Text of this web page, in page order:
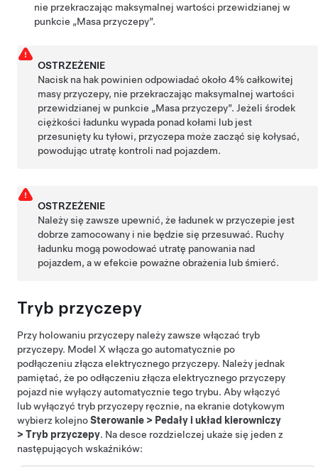
nie przekraczając maksymalnej wartości przewidzianej w
punkcie „Masa przyczepy”.
OSTRZEŻENIE
Nacisk na hak powinien odpowiadać około4%całkowitej
masy przyczepy, nie przekraczając maksymalnej wartości
przewidzianej w punkcie „Masa przyczepy”. Jeżeli środek
ciężkości ładunku wypada ponad kołami lub jest
przesunięty ku tyłowi, przyczepa może zacząć się kołysać,
powodując utratę kontroli nad pojazdem.
OSTRZEŻENIE
Należy się zawsze upewnić, że ładunek w przyczepie jest
dobrze zamocowany i nie będzie się przesuwać. Ruchy
ładunku mogą powodować utratę panowania nad
pojazdem, a w efekcie poważne obrażenia lub śmierć.
Tryb przyczepy
Przy holowaniu przyczepy należy zawsze włączać tryb
przyczepy. Model X włącza go automatycznie po
podłączeniu złącza elektrycznego przyczepy. Należy jednak
pamiętać, że po odłączeniu złącza elektrycznego przyczepy
pojazd nie wyłączy automatycznie tego trybu. Aby włączyć
lub wyłączyć tryb przyczepy ręcznie, na ekranie dotykowym
wybierz kolejnoSterowanie > Pedały i układ kierowniczy
> Tryb przyczepy. Na desce rozdzielczej ukaże się jeden z
następujących wskaźników: